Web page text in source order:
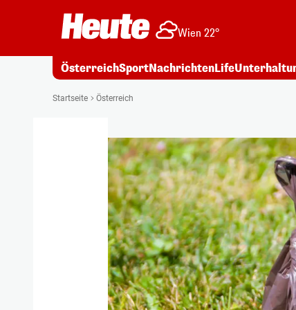
Wien 22°
ÖsterreichSportNachrichtenLife
Startseite Österreich